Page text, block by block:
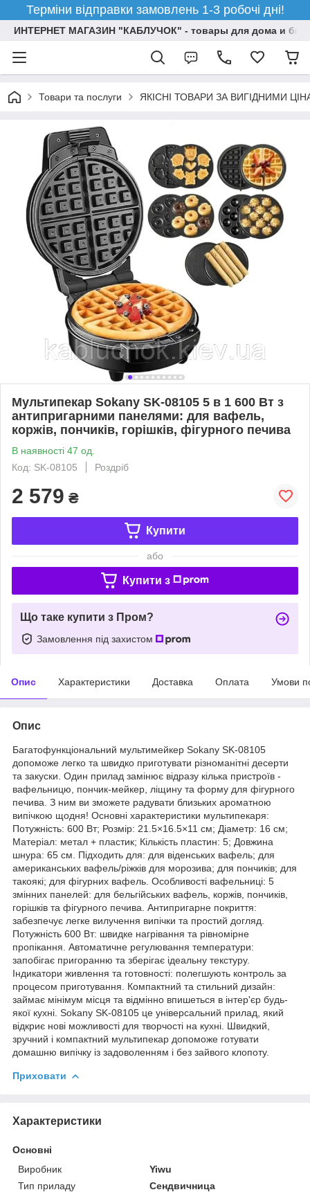
Терміни відправки замовлень 1-3 робочі дні!
ИНТЕРНЕТ МАГАЗИН "КАБЛУЧОК" - товары для дома и
Товари та послуги ЯКІСНІ ТОВАРИ ЗА ВИГІДНИМИ
Мультипекар Sokany SK-08105 5 в 1 600 Вт з
антипригарними панелями: для вафель,
коржів, пончиків, горішків, фігурного печива
В наявності 47 од.
Код: SK-08105
Роздріб
2 579 ₴
Купити
або
Купити з
Що таке купити з Пром?
Замовлення під захистом
Опис Характеристики Доставка Оплата Умови
Опис
Багатофункціональний мультимейкер Sokany SK-08105
допоможе легко та швидко приготувати різноманітні десерти
та закуски. Один прилад замінює відразу кілька пристроїв -
вафельницю, пончик-мейкер, ліщину та форму для фігурного
печива. З ним ви зможете радувати близьких ароматною
випічкою щодня! Основні характеристики мультипекаря:
Потужність: 600 Вт; Розмір: 21.5×16.5×11 см; Діаметр: 16 см;
Матеріал: метал + пластик; Кількість пластин: 5; Довжина
шнура: 65 см. Підходить для: для віденських вафель; для
американських вафель/ріжків для морозива; для пончиків; для
такоякі; для фігурних вафель. Особливості вафельниці: 5
змінних панелей: для бельгійських вафель, коржів, пончиків,
горішків та фігурного печива. Антипригарне покриття:
забезпечує легке вилучення випічки та простий догляд.
Потужність 600 Вт: швидке нагрівання та рівномірне
пропікання. Автоматичне регулювання температури:
запобігає пригоранню та зберігає ідеальну текстуру.
Індикатори живлення та готовності: полегшують контроль за
процесом приготування. Компактний та стильний дизайн:
займає мінімум місця та відмінно впишеться в інтер'єр будь-
якої кухні. Sokany SK-08105 це універсальний прилад, який
відкриє нові можливості для творчості на кухні. Швидкий,
зручний і компактний мультипекар допоможе готувати
домашню випічку із задоволенням і без зайвого клопоту.
Приховати
Характеристики
Основні
Виробник
Yiwu
Тип приладу
Сендвичница